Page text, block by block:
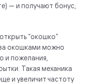
— и получают бонус,
“окошко”
окошками можно
и пожелания,
Такая механика
и увеличит частоту